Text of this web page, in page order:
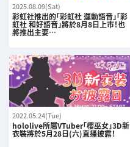
2025.08.09(Sat)
彩虹社推出的「彩虹社 運動語音」「彩
虹社 和好語音」將於8月8日上市！也
將推出主要…
2022.05.24(Tue)
hololive所屬VTuber「櫻巫女」3D新
衣裝將於5月28日(六)直播披露！